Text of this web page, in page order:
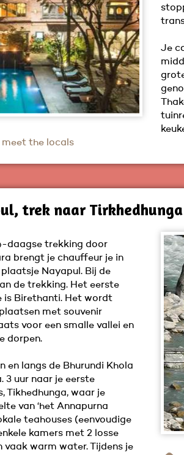
Je
meet the locals
trek naar Tirkhedhunga
daagse trekking door
brengt je chauffeur je in
plaatsje Nayapul. Bij de
de trekking. Het eerste
is Birethanti. Het wordt
met souvenir
voor een smalle vallei en
dorpen.
en langs de Bhurundi Khola
3 uur naar je eerste
Tikhedhunga, waar je
van ‘het Annapurna
teahouses (eenvoudige
kamers met 2 losse
vaak warm water. Tijdens je